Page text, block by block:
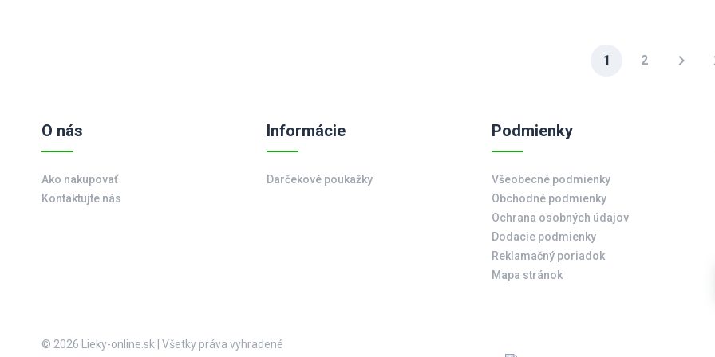
1 2 chevron_right
O nás
Ako nakupovať
Kontaktujte nás
Informácie
Darčekové poukažky
Podmienky
Všeobecné podmienky
Obchodné podmienky
Ochrana osobných údajov
Dodacie podmienky
Reklamačný poriadok
Mapa stránok
© 2026 Lieky-online.sk Všetky práva vyhradené